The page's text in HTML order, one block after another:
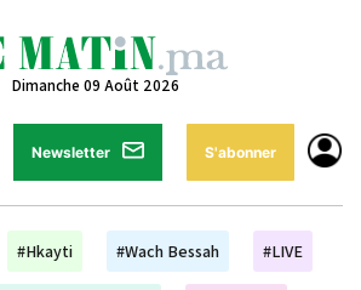
Dimanche 09 Août 2026
Newsletter S'abonner
#Hkayti #Wach Bessah #LIVE